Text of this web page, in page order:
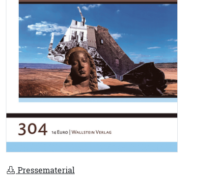
Pressematerial